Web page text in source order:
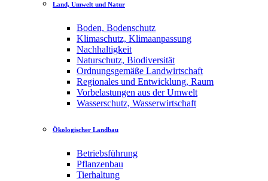
Land, Umwelt und Natur
Boden, Bodenschutz
Klimaschutz, Klimaanpassung
Nachhaltigkeit
Naturschutz, Biodiversität
Ordnungsgemäße Landwirtschaft
Regionales und Entwicklung, Raum
Vorbelastungen aus der Umwelt
Wasserschutz, Wasserwirtschaft
Ökologischer Landbau
Betriebsführung
Pflanzenbau
Tierhaltung